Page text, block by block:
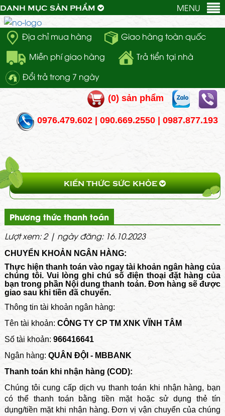
Địa chỉ mua hàng
Giao hàng toàn quốc
Miễn phí giao hàng
Trả tiển tại nhà
Đổi trả trong 7 ngày
(0) sản phẩm
0976.479.602 | 090.669.2550 | 0987.877.193
MENU
DANH MỤC SẢN PHẨM
KIẾN THỨC SỨC KHỎE
Phương thức thanh toán
Lượt xem: 2 | ngày đăng: 16.10.2023
CHUYỂN KHOẢN NGÂN HÀNG:
Thực hiện thanh toán vào ngay tài khoản ngân hàng của
chúng tôi. Vui lòng ghi chú số điện thoại đặt hàng của
bạn trong phần Nội dung thanh toán. Đơn hàng sẽ được
giao sau khi tiền đã chuyển.
Thông tin tài khoản ngân hàng:
Tên tài khoản: CÔNG TY CP TM XNK VĨNH TÂM
Số tài khoản: 966416641
Ngân hàng: QUÂN ĐỘI - MBBANK
Thanh toán khi nhận hàng (COD):
Chúng tôi cung cấp dịch vụ thanh toán khi nhận hàng, bạn
có thể thanh toán bằng tiền mặt hoặc sử dụng thẻ tín
dụng/tiền mặt khi nhận hàng. Đơn vị vận chuyển của chúng